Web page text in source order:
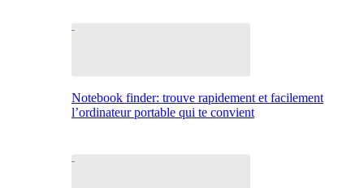
Notebook finder: trouve rapidement et facilement
l’ordinateur portable qui te convient